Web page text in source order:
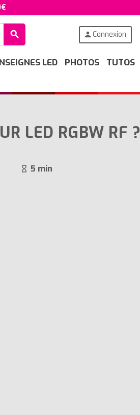
search person Connexion
LED PHOTOS TUTOS
LED RGBW RF ?
hourglass_empty 5 min